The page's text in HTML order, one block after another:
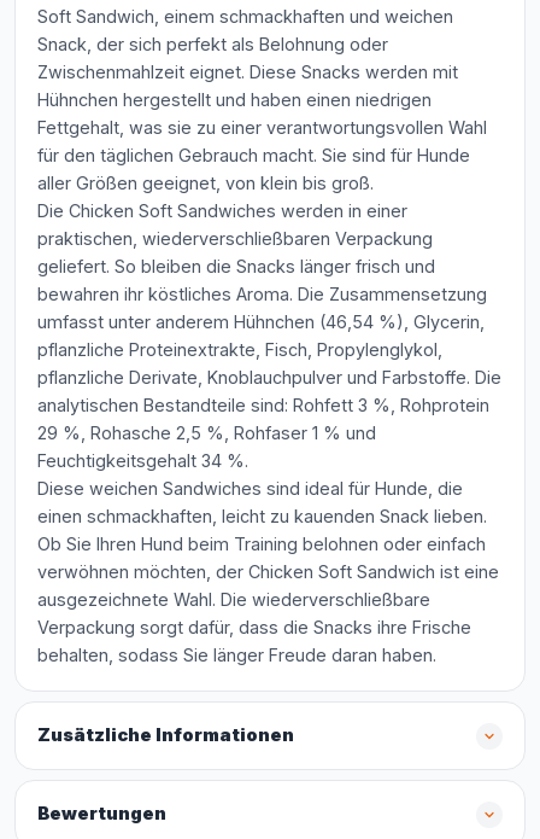
Soft Sandwich, einem schmackhaften und weichen
Snack, der sich perfekt als Belohnung oder
Zwischenmahlzeit eignet. Diese Snacks werden mit
Hühnchen hergestellt und haben einen niedrigen
Fettgehalt, was sie zu einer verantwortungsvollen Wahl
für den täglichen Gebrauch macht. Sie sind für Hunde
aller Größen geeignet, von klein bis groß.
Die Chicken Soft Sandwiches werden in einer
praktischen, wiederverschließbaren Verpackung
geliefert. So bleiben die Snacks länger frisch und
bewahren ihr köstliches Aroma. Die Zusammensetzung
umfasst unter anderem Hühnchen (46,54 %), Glycerin,
pflanzliche Proteinextrakte, Fisch, Propylenglykol,
pflanzliche Derivate, Knoblauchpulver und Farbstoffe. Die
analytischen Bestandteile sind: Rohfett 3 %, Rohprotein
29 %, Rohasche 2,5 %, Rohfaser 1 % und
Feuchtigkeitsgehalt 34 %.
Diese weichen Sandwiches sind ideal für Hunde, die
einen schmackhaften, leicht zu kauenden Snack lieben.
Ob Sie Ihren Hund beim Training belohnen oder einfach
verwöhnen möchten, der Chicken Soft Sandwich ist eine
ausgezeichnete Wahl. Die wiederverschließbare
Verpackung sorgt dafür, dass die Snacks ihre Frische
behalten, sodass Sie länger Freude daran haben.
Zusätzliche Informationen
Bewertungen